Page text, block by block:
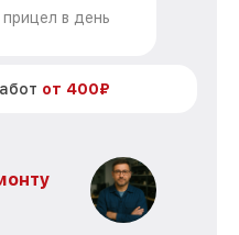
в день
от 400₽